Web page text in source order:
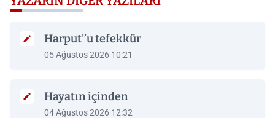
Harput'’u tefekkür
05 Ağustos 2026 10:21
Hayatın içinden
04 Ağustos 2026 12:32